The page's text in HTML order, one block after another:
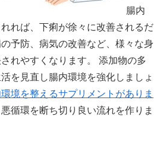
腸内
れば、下痢が徐々に改善されるだ
予防、病気の改善など、様々な身
れやすくなります。 添加物の多
を見直し腸内環境を強化しましょ
境を整えるサプリメントがありま
悪循環を断ち切り良い流れを作りま